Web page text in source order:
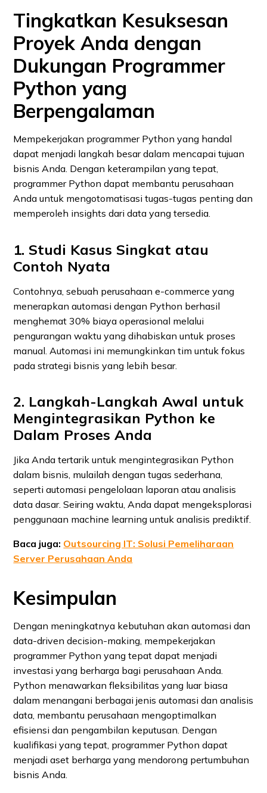
Tingkatkan Kesuksesan
Proyek Anda dengan
Dukungan Programmer
Python yang
Berpengalaman
Mempekerjakan programmer Python yang handal
dapat menjadi langkah besar dalam mencapai tujuan
bisnis Anda. Dengan keterampilan yang tepat,
programmer Python dapat membantu perusahaan
Anda untuk mengotomatisasi tugas-tugas penting dan
memperoleh insights dari data yang tersedia.
1. Studi Kasus Singkat atau
Contoh Nyata
Contohnya, sebuah perusahaan e-commerce yang
menerapkan automasi dengan Python berhasil
menghemat 30% biaya operasional melalui
pengurangan waktu yang dihabiskan untuk proses
manual. Automasi ini memungkinkan tim untuk fokus
pada strategi bisnis yang lebih besar.
2. Langkah-Langkah Awal untuk
Mengintegrasikan Python ke
Dalam Proses Anda
Jika Anda tertarik untuk mengintegrasikan Python
dalam bisnis, mulailah dengan tugas sederhana,
seperti automasi pengelolaan laporan atau analisis
data dasar. Seiring waktu, Anda dapat mengeksplorasi
penggunaan machine learning untuk analisis prediktif.
Baca juga: Outsourcing IT: Solusi Pemeliharaan
Server Perusahaan Anda
Kesimpulan
Dengan meningkatnya kebutuhan akan automasi dan
data-driven decision-making, mempekerjakan
programmer Python yang tepat dapat menjadi
investasi yang berharga bagi perusahaan Anda.
Python menawarkan fleksibilitas yang luar biasa
dalam menangani berbagai jenis automasi dan analisis
data, membantu perusahaan mengoptimalkan
efisiensi dan pengambilan keputusan. Dengan
kualifikasi yang tepat, programmer Python dapat
menjadi aset berharga yang mendorong pertumbuhan
bisnis Anda.